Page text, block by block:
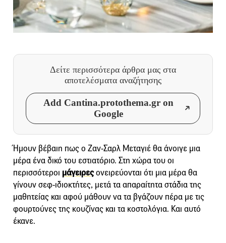
Δείτε περισσότερα άρθρα μας στα
αποτελέσματα αναζήτησης
Add Cantina.protothema.gr on
Google
Ήμουν βέβαιη πως ο Ζαν-Σαρλ Μεταγιέ θα άνοιγε μια
μέρα ένα δικό του εστιατόριο. Στη χώρα του οι
περισσότεροι μάγειρεςονειρεύονται ότι μια μέρα θα
γίνουν σεφ-ιδιοκτήτες, μετά τα απαραίτητα στάδια της
μαθητείας και αφού μάθουν να τα βγάζουν πέρα με τις
φουρτούνες της κουζίνας και τα κοστολόγια. Και αυτό
έκανε.